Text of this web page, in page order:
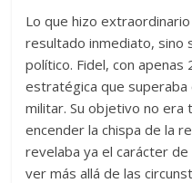
Lo que hizo
resultado inmediato, sino
político. Fidel, con
estratégica que superaba
militar. Su objetivo no era
encender la chispa de la
revelaba ya el carácter
ver más allá de las